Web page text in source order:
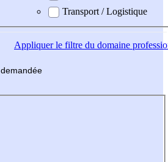
Transport / Logistique
Appliquerle filtre du domaine
demandée